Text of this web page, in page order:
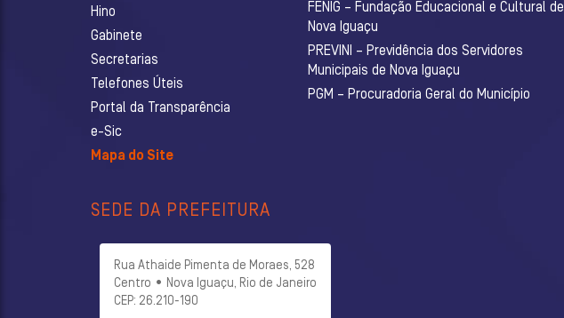
Hino
Gabinete
Secretarias
Telefones Úteis
Portal da Transparência
e-Sic
Mapa do Site
FENIG – Fundação Educacional e Cultural de
Nova Iguaçu
PREVINI – Previdência dos Servidores
Municipais de Nova Iguaçu
PGM – Procuradoria Geral do Município
SEDE DA PREFEITURA
Rua Athaide Pimenta de Moraes, 528
Centro • Nova Iguaçu, Rio de Janeiro
CEP: 26.210-190